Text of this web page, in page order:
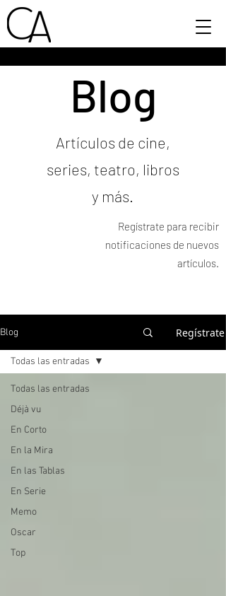
Blog
Artículos de cine,
series, teatro, libros
y más.
Regístrate para recibir
notificaciones de nuevos
artículos.
Blog Regístrate
Todas las entradas
Déjà vu
En Corto
En la Mira
En las Tablas
En Serie
Memo
Oscar
Top
Todas las entradas